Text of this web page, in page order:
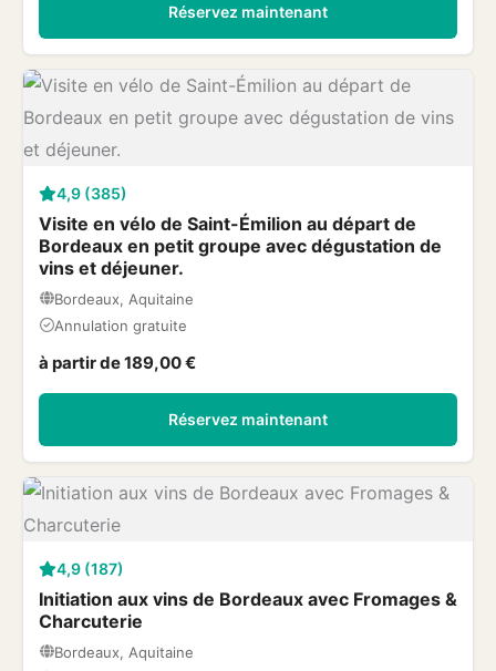
Réservez maintenant
4,9 (385)
Visite en vélo de Saint-Émilion au départ de
Bordeaux en petit groupe avec dégustation de
vins et déjeuner.
Bordeaux, Aquitaine
Annulation gratuite
à partir de 189,00 €
Réservez maintenant
4,9 (187)
Initiation aux vins de Bordeaux avec Fromages &
Charcuterie
Bordeaux, Aquitaine